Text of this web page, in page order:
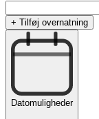
+ Tilføj overnatning
Datomuligheder